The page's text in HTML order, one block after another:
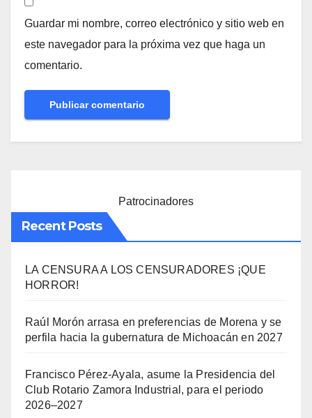
Guardar mi nombre, correo electrónico y sitio web en
este navegador para la próxima vez que haga un
comentario.
Patrocinadores
Recent Posts
LA CENSURA A LOS CENSURADORES ¡QUE
HORROR!
Raúl Morón arrasa en preferencias de Morena y se
perfila hacia la gubernatura de Michoacán en 2027
Francisco Pérez-Ayala, asume la Presidencia del
Club Rotario Zamora Industrial, para el periodo
2026–2027